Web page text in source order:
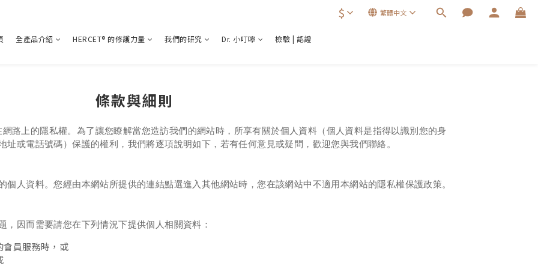
$ 繁體中文
全產品介紹 HERCET® 的修護力量 我們的研究 Dr. 小叮嚀 檢驗 | 認證
條款與細則
路上的隱私權。為了讓您瞭解當您造訪我們的網站時，所享有關於個人資料（個人資料是指得以識別您的身
或電話號碼）保護的權利，我們將逐項說明如下，若有任何意見或疑問，歡迎您與我們聯絡。
人資料。您經由本網站所提供的連結點選進入其他網站時，您在該網站中不適用本網站的隱私權保護政策。
因而需要請您在下列情況下提供個人相關資料：
會員服務時，或